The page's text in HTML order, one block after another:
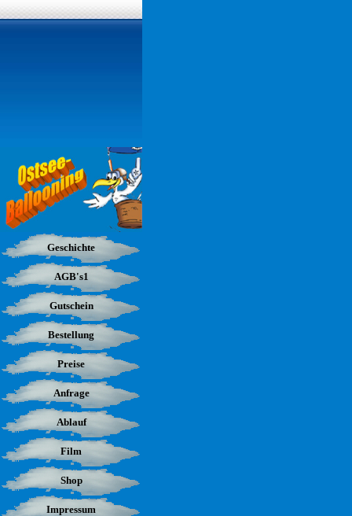
Geschichte
AGB's1
Gutschein
Bestellung
Preise
Anfrage
Ablauf
Film
Shop
Impressum